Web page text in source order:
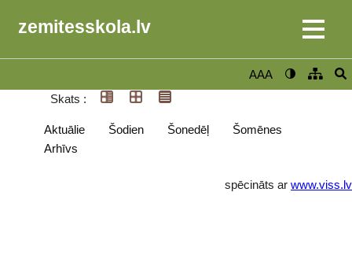
zemitesskola.lv
AAA
Skats :
Aktuālie Šodien Šonedēļ
Šomēnes
Arhīvs
spēcināts ar www.viss.lv